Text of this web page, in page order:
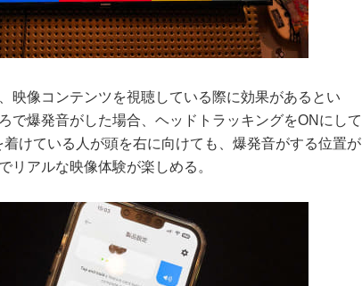
映像コンテンツを視聴している際に効果があるとい
で爆発音がした場合、ヘッドトラッキングをONにして
けている人が頭を右に向けても、爆発音がする位置が
リアルな映像体験が楽しめる。